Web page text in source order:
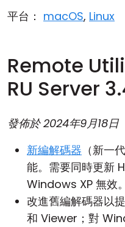
平台： macOS, Linux
Remote
RU Server
發佈於2024年9月18日
新編解碼器 （新一
能。需要同時更新
Windows XP 無效。
改進舊編解碼器以
和 Viewer；對